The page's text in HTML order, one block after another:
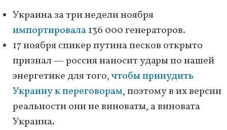
Украина за три недели ноября
импортировала136 000 генераторов.
17 ноября спикер путина песков открыто
признал — россия наносит удары по нашей
энергетике для того, чтобы принудить
Украину к переговорам, поэтому в их версии
реальности они не виноваты, а виновата
Украина.